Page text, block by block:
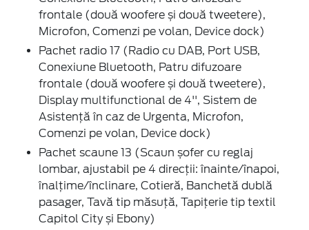
frontale (două woofere și două tweetere),
Microfon, Comenzi pe volan, Device dock)
Pachet radio 17 (Radio cu DAB, Port USB,
Conexiune Bluetooth, Patru difuzoare
frontale (două woofere și două tweetere),
Display multifunctional de 4'', Sistem de
Asistență în caz de Urgenta, Microfon,
Comenzi pe volan, Device dock)
Pachet scaune 13 (Scaun șofer cu reglaj
lombar, ajustabil pe 4 direcții: înainte/înapoi,
înalțime/înclinare, Cotieră, Banchetă dublă
pasager, Tavă tip măsuță, Tapițerie tip textil
Capitol City și Ebony)